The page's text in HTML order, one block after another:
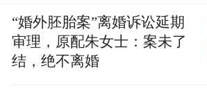
“婚外胚胎案”离婚诉讼延期
审理，原配朱女士：案未了
结，绝不离婚